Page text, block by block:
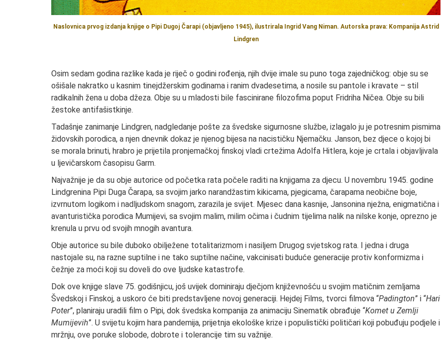
Naslovnica prvog izdanja knjige o Pipi Dugoj Čarapi (objavljeno 1945), ilustrirala Ingrid Vang Niman. Autorska prava: Kompanija Astrid
Lindgren
Osim sedam godina razlike kada je riječ o godini rođenja, njih dvije imale su puno toga zajedničkog: obje su se
ošišale nakratko u kasnim tinejdžerskim godinama i ranim dvadesetima, a nosile su pantole i kravate – stil
radikalnih žena u doba džeza. Obje su u mladosti bile fascinirane filozofima poput Fridriha Ničea. Obje su bili
žestoke antifašistkinje.
Tadašnje zanimanje Lindgren, nadgledanje pošte za švedske sigurnosne službe, izlagalo ju je potresnim pismima
židovskih porodica, a njen dnevnik dokaz je njenog bijesa na nacističku Njemačku. Janson, bez djece o kojoj bi
se morala brinuti, hrabro je prijetila pronjemačkoj finskoj vladi crtežima Adolfa Hitlera, koje je crtala i objavljivala
u ljevičarskom časopisu Garm.
Najvažnije je da su obje autorice od početka rata počele raditi na knjigama za djecu. U novembru 1945. godine
Lindgrenina Pipi Duga Čarapa, sa svojim jarko narandžastim kikicama, pjegicama, čarapama neobične boje,
izvrnutom logikom i nadljudskom snagom, zarazila je svijet. Mjesec dana kasnije, Jansonina nježna, enigmatična i
avanturistička porodica Mumijevi, sa svojim malim, milim očima i čudnim tijelima nalik na nilske konje, oprezno je
krenula u prvu od svojih mnogih avantura.
Obje autorice su bile duboko obilježene totalitarizmom i nasiljem Drugog svjetskog rata. I jedna i druga
nastojale su, na razne suptilne i ne tako suptilne načine, vakcinisati buduće generacije protiv konformizma i
čežnje za moći koji su doveli do ove ljudske katastrofe.
Dok ove knjige slave 75. godišnjicu, još uvijek dominiraju dječjom književnošću u svojim matičnim zemljama
Švedskoj i Finskoj, a uskoro će biti predstavljene novoj generaciji. Hejdej Films, tvorci filmova “Padington” i “Hari
Poter”, planiraju uradili film o Pipi, dok švedska kompanija za animaciju Sinematik obrađuje “Komet u Zemlji
Mumijevih”. U svijetu kojim hara pandemija, prijetnja ekološke krize i populistički političari koji pobuđuju podjele i
mržnju, ove poruke slobode, dobrote i tolerancije tim su važnije.